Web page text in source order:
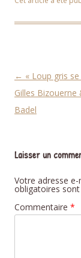
Navigation
← « Loup gris
Gilles Bizouerne
Badel
Laisser un
Votre adresse
obligatoires
Commentaire *